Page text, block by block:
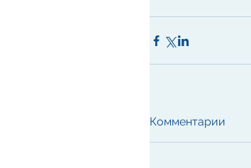
Комментарии